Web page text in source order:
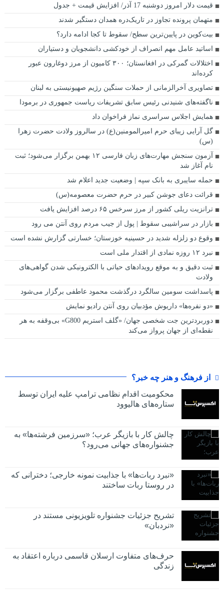
قیمت دلار امروز دوشنبه 17 آذر/ افزایش قیمت + جدول
متهمان پرونده تجاوز در تاریک‌دره همدان دستگیر شدند
بیت‌کوین در پایین‌ترین سطح/ سقوط تا کجا ادامه دارد؟
اساتید عامل مهم انصراف از خودکشی دانشجویان و دستیاران
اختلالات گمرکی در افغانستان؛ ۳۰۰ کامیون از مرز دوغارون عبور
کرده‌اند
تصاویری آخرالزمانی از حملات سنگین رژیم صهیونیستی به لبنان
ناگفته‌های شنیدنی رئیس سابق تشریفات ریاست جمهوری در برمودا
همایش اجلاس سراسری نماز فراخوان داد
گل آرایی زیبای حرم امیرالمومنین(ع) در سالروز ولادت حضرت زهرا
(س)
آزمون سنجش مهارت‌های زبان فارسی ۱۲ بهمن برگزار می‌شود؛ ثبت
نام آغاز شد
حمله سایبری به بانک سپه | وضعیت جدید اعلام شد
قرائت دعای جوشن کبیر در حرم حضرت معصومه(س)
ترانزیت ریلی کشور از مرز سرخس ۶۵ درصد افزایش یافت
بازار در سراشیبی سقوط | پول از جیب مردم روی آنتن می رود
وقوع دو زلزله شدید در حسینیه خوزستان؛ خسارتی گزارش نشده است
نبرد ۱۲ روزه نمادی از اقتدار ملی است
ثبت دقیق و به موقع رویدادهای حیاتی با الکترونیکی شدن گواهی‌های
ولادت
پاسداشت سومین سالگرد درگذشت محمود عاطفی برگزار می‌شود
«دو نفره‌ها» داریوش مؤدبیان روی آنتن رادیو نمایش
دوربردترین جت شخصی جهان/ «گلف استریم G800» بی‌وقفه به هر
نقطه‌ای از جهان پرواز می‌کند
از فرهنگ و هنر چه خبر؟
محکومیت اقدام نظامی ترامپ علیه ایران توسط
ستاره‌های هالیوود
چالش کار با بازیگر عرب؛ «سرزمین فرشته‌ها» به
جشنواره‌های جهانی می‌رود؟
«نبرد ربات‌ها» با جذابیت نمونه خارجی؛ دخترانی که
در روستا ربات ساختند
تشریح جزئیات جشنواره‌ تلویزیونی مستند در
«نردبان»
حرف‌های متفاوت ارسلان قاسمی درباره اعتقاد به
زندگی